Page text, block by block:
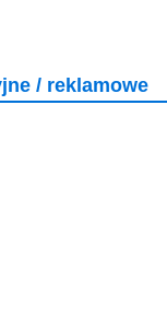
/ reklamowe